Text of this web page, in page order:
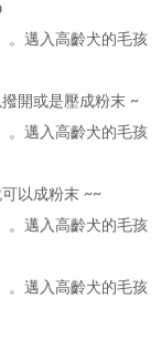
開或是壓成粉末 ~
以成粉末 ~~